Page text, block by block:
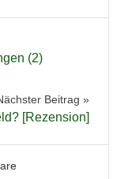
(2)
Beitrag
[Rezension]